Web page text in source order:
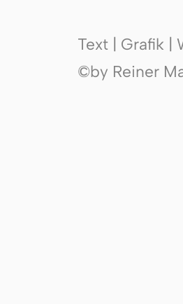
Text | Grafik |
©by Reiner